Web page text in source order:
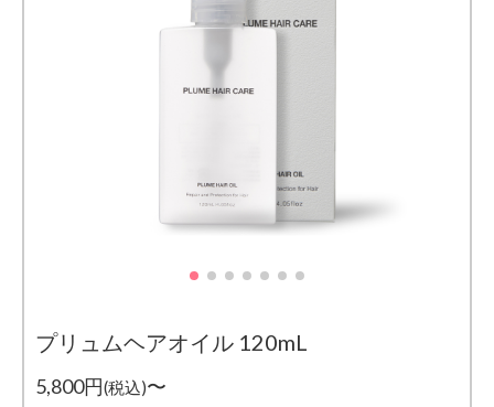
プリュムヘアオイル 120mL
5,800円(税込)〜